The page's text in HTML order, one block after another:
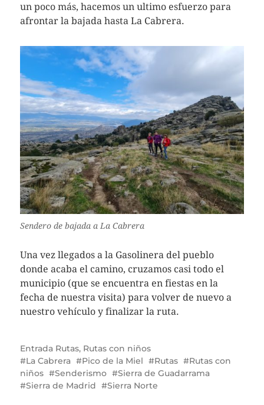
un poco más, hacemos un ultimo esfuerzo para
afrontar la bajada hasta La Cabrera.
Sendero de bajada a La Cabrera
Una vez llegados a la Gasolinera del pueblo
donde acaba el camino, cruzamos casi todo el
municipio (que se encuentra en fiestas en la
fecha de nuestra visita) para volver de nuevo a
nuestro vehículo y finalizar la ruta.
Entrada Rutas, Rutas con niños
La Cabrera
Pico de la Miel Rutas
Rutas con
niños
Senderismo
Sierra de Guadarrama
Sierra de Madrid
Sierra Norte